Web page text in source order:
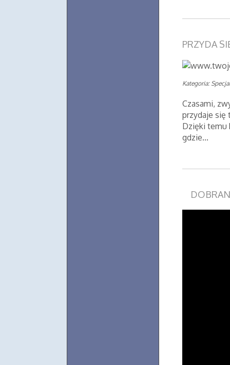
PRZYDA
Kategoria:
Czasami,
przydaje się
Dzięki temu
gdzie...